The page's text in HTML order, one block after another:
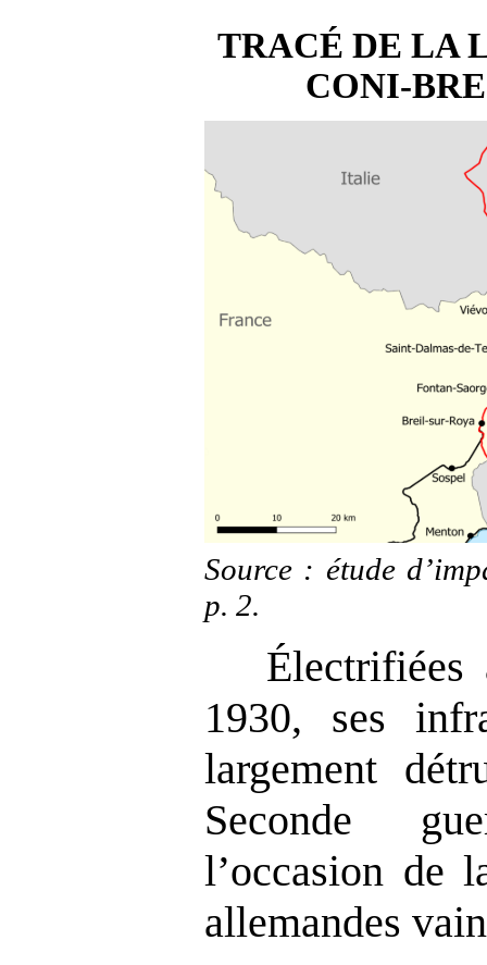
TRACÉ DE LA
CONI-
Source : étude
p. 2.
Électrifiées
1930, ses
largement
Seconde
l’occasion de
allemandes